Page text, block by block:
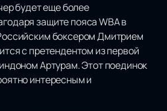
будет еще более
защите пояса WBA в
боксером Дмитрием
с претендентом из первой
Артурам. Этот поединок
интересным и